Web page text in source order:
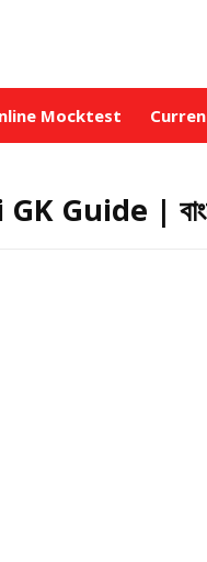
Mocktest
Guide |